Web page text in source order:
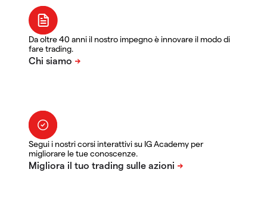
Da oltre 40 anni il nostro impegno è innovare il modo di
fare trading.
Segui i nostri corsi interattivi su IG Academy per
migliorare le tue conoscenze.